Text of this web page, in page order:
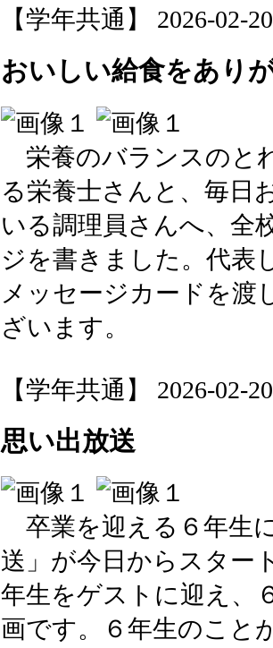
【学年共通】 2026-02-
おいしい給食をあり
栄養のバランスのと
る栄養士さんと、毎日
いる調理員さんへ、全
ジを書きました。代表
メッセージカードを渡
ざいます。
【学年共通】 2026-02-
思い出放送
卒業を迎える６年生
送」が今日からスター
年生をゲストに迎え、
画です。６年生のこと